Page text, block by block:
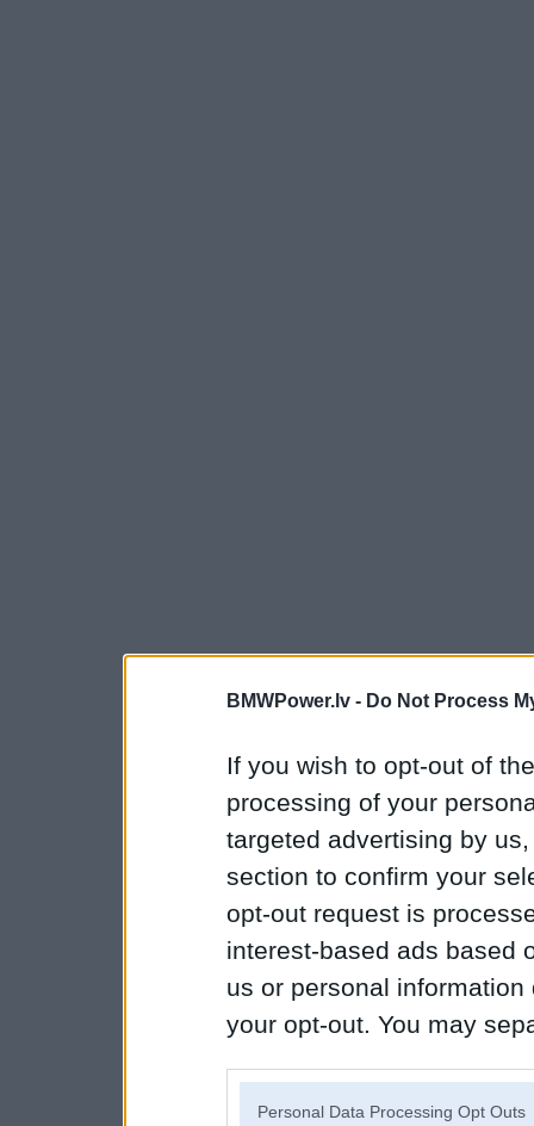
BMWPower.lv - Do Not Process
If you wish to opt-out of
processing of your
targeted advertising by
section to confirm your
opt-out request is
interest-based ads based
us or personal
your opt-out. You may
Personal Data Processing Opt Outs